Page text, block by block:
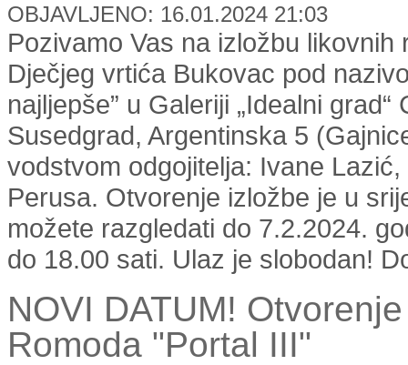
OBJAVLJENO: 16.01.2024 21:03
Pozivamo Vas na izložbu likovnih
Dječjeg vrtića Bukovac pod
najljepše” u Galeriji „Idealni
Susedgrad, Argentinska 5
vodstvom odgojitelja: Ivane
Perusa. Otvorenje izložbe je u
možete razgledati do 7.2.2024.
do 18.00 sati. Ulaz je slobodan!
NOVI DATUM!
Romoda "Portal III"